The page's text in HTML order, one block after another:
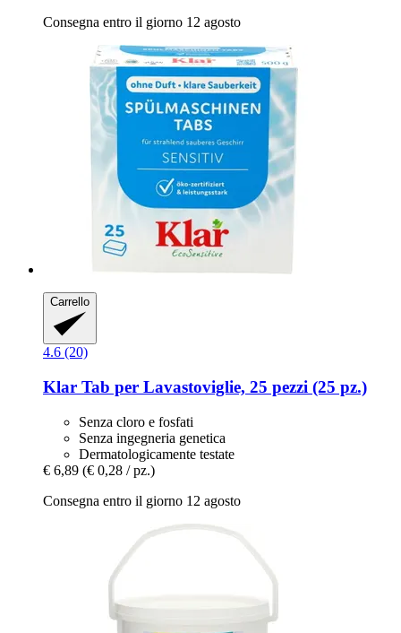
Consegna entro il giorno 12 agosto
Carrello
4.6 (20)
Klar Tab per Lavastoviglie, 25 pezzi (25 pz.)
Senza cloro e fosfati
Senza ingegneria genetica
Dermatologicamente testate
€ 6,89 (€ 0,28 / pz.)
Consegna entro il giorno 12 agosto